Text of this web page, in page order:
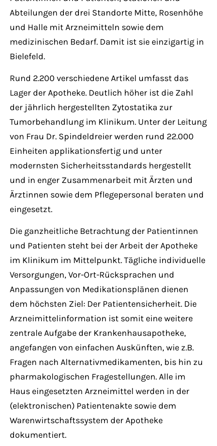
Have any questions?
+44 1234 567 890
Drop us a line
info@yourdomain.com
About us
Lorem ipsum dolor sit amet, consectetuer
adipiscing elit.
Aenean commodo ligula eget dolor. Aenean
massa. Cum sociis natoque penatibus et
magnis dis parturient montes, nascetur
ridiculus mus. Donec quam felis, ultricies
nec.
Abteilungen der drei Standorte Mitte, Rosenhöhe
und Halle mit Arzneimitteln sowie dem
medizinischen Bedarf. Damit ist sie einzigartig in
Bielefeld.
Rund 2.200 verschiedene Artikel umfasst das
Lager der Apotheke. Deutlich höher ist die Zahl
der jährlich hergestellten Zytostatika zur
Tumorbehandlung im Klinikum. Unter der Leitung
von Frau Dr. Spindeldreier werden rund 22.000
Einheiten applikationsfertig und unter
modernsten Sicherheitsstandards hergestellt
und in enger Zusammenarbeit mit Ärzten und
Ärztinnen sowie dem Pflegepersonal beraten und
eingesetzt.
Die ganzheitliche Betrachtung der Patientinnen
und Patienten steht bei der Arbeit der Apotheke
im Klinikum im Mittelpunkt. Tägliche individuelle
Versorgungen, Vor-Ort-Rücksprachen und
Anpassungen von Medikationsplänen dienen
dem höchsten Ziel: Der Patientensicherheit. Die
Arzneimittelinformation ist somit eine weitere
zentrale Aufgabe der Krankenhausapotheke,
angefangen von einfachen Auskünften, wie z.B.
Fragen nach Alternativmedikamenten, bis hin zu
pharmakologischen Fragestellungen. Alle im
Haus eingesetzten Arzneimittel werden in der
(elektronischen) Patientenakte sowie dem
Warenwirtschaftssystem der Apotheke
dokumentiert.